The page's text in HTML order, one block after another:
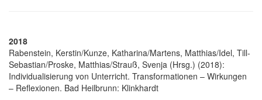
2018
Rabenstein, Kerstin/Kunze, Katharina/Martens, Matthias/Idel, Till-
Sebastian/Proske, Matthias/Strauß, Svenja (Hrsg.) (2018):
Individualisierung von Unterricht. Transformationen – Wirkungen
– Reflexionen. Bad Heilbrunn: Klinkhardt